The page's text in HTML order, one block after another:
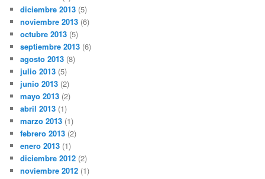
diciembre 2013 (5)
noviembre 2013 (6)
octubre 2013 (5)
septiembre 2013 (6)
agosto 2013 (8)
julio 2013 (5)
junio 2013 (2)
mayo 2013 (2)
abril 2013 (1)
marzo 2013 (1)
febrero 2013 (2)
enero 2013 (1)
diciembre 2012 (2)
noviembre 2012 (1)